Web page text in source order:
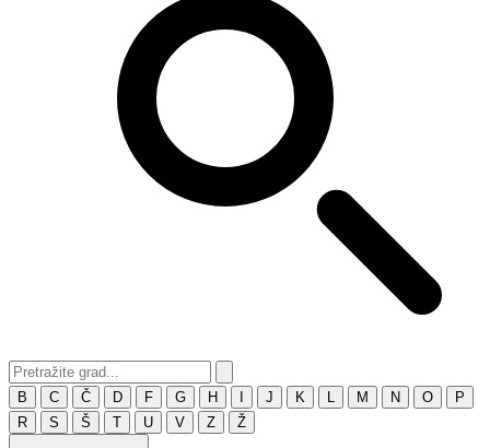
B C Č D F G H J K M N O
P
R
S Š T U V Z Ž